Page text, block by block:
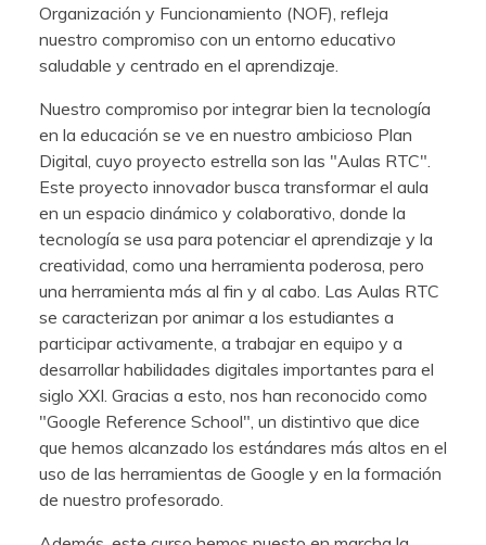
Organización y Funcionamiento (NOF), refleja
nuestro compromiso con un entorno educativo
saludable y centrado en el aprendizaje.
Nuestro compromiso por integrar bien la tecnología
en la educación se ve en nuestro ambicioso Plan
Digital, cuyo proyecto estrella son las "Aulas RTC".
Este proyecto innovador busca transformar el aula
en un espacio dinámico y colaborativo, donde la
tecnología se usa para potenciar el aprendizaje y la
creatividad, como una herramienta poderosa, pero
una herramienta más al fin y al cabo. Las Aulas RTC
se caracterizan por animar a los estudiantes a
participar activamente, a trabajar en equipo y a
desarrollar habilidades digitales importantes para el
siglo XXI. Gracias a esto, nos han reconocido como
"Google Reference School", un distintivo que dice
que hemos alcanzado los estándares más altos en el
uso de las herramientas de Google y en la formación
de nuestro profesorado.